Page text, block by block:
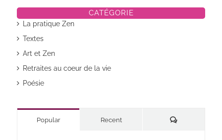
CATÉGORIE
La pratique Zen
Textes
Art et Zen
Retraites au coeur de la vie
Poésie
Popular Recent Commentaires